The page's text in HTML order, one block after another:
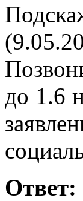
до 1.6
Ответ: